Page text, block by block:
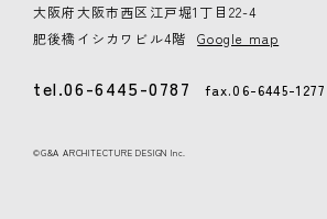
大阪府大阪市西区江戸堀1丁目22-4
肥後橋イシカワビル4階
Google map
tel.06-6445-0787 fax.06-6445-1277
©G&A ARCHITECTURE DESIGN Inc.